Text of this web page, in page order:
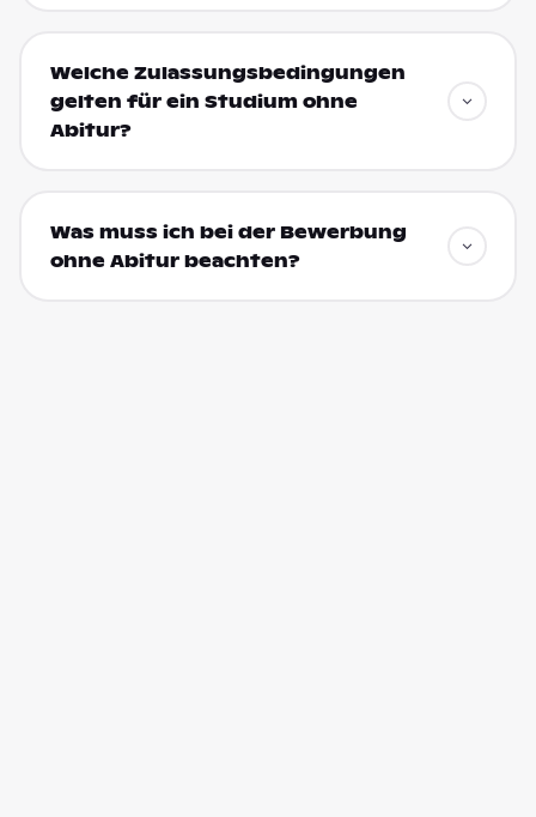
Welche Zulassungsbedingungen
gelten für ein Studium ohne
Abitur?
Was muss ich bei der Bewerbung
ohne Abitur beachten?